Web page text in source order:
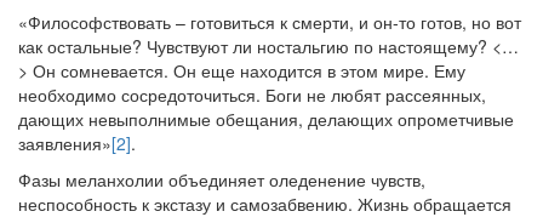
«Философствовать – готовиться к смерти, и он-то готов, но вот
как остальные? Чувствуют ли ностальгию по настоящему? <…
> Он сомневается. Он еще находится в этом мире. Ему
необходимо сосредоточиться. Боги не любят рассеянных,
дающих невыполнимые обещания, делающих опрометчивые
заявления»[2].
Фазы меланхолии объединяет оледенение чувств,
неспособность к экстазу и самозабвению. Жизнь обращается